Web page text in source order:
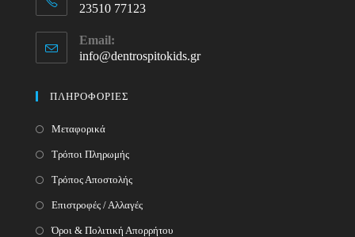
23510 77123
in
your
Email:
info@dentrospitokids.grOpens
ΠΛΗΡΟΦΟΡΙΕΣ
Μεταφορικά
Τρόποι Πληρωμής
Τρόπος Αποστολής
Επιστροφές / Αλλαγές
Όροι & Πολιτική Απορρήτου